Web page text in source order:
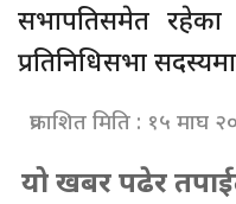
सभापतिसमेत रहेका
प्रतिनिधिसभा
प्रकाशित मिति : १५
यो खबर पढेर